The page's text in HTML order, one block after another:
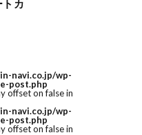
カ
navi.co.jp/wp-
post.php
offset on false in
navi.co.jp/wp-
post.php
offset on false in